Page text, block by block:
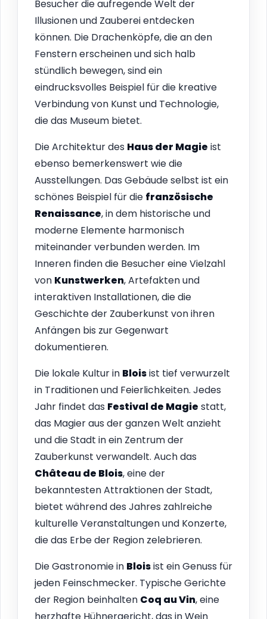
Besucher die aufregende Welt der
Illusionen und Zauberei entdecken
können. Die Drachenköpfe, die an den
Fenstern erscheinen und sich halb
stündlich bewegen, sind ein
eindrucksvolles Beispiel für die kreative
Verbindung von Kunst und Technologie,
die das Museum bietet.
Die Architektur des Haus der Magie ist
ebenso bemerkenswert wie die
Ausstellungen. Das Gebäude selbst ist ein
schönes Beispiel für die französische
Renaissance, in dem historische und
moderne Elemente harmonisch
miteinander verbunden werden. Im
Inneren finden die Besucher eine Vielzahl
von Kunstwerken, Artefakten und
interaktiven Installationen, die die
Geschichte der Zauberkunst von ihren
Anfängen bis zur Gegenwart
dokumentieren.
Die lokale Kultur in Bloisist tief verwurzelt
in Traditionen und Feierlichkeiten. Jedes
Jahr findet das Festival de Magie statt,
das Magier aus der ganzen Welt anzieht
und die Stadt in ein Zentrum der
Zauberkunst verwandelt. Auch das
Château de Blois, eine der
bekanntesten Attraktionen der Stadt,
bietet während des Jahres zahlreiche
kulturelle Veranstaltungen und Konzerte,
die das Erbe der Region zelebrieren.
Die Gastronomie in Bloisist ein Genuss für
jeden Feinschmecker. Typische Gerichte
der Region beinhalten Coq au Vin, eine